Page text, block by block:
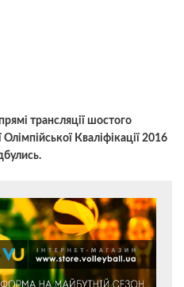
трансляції шостого
Олімпійської Кваліфікації 2016